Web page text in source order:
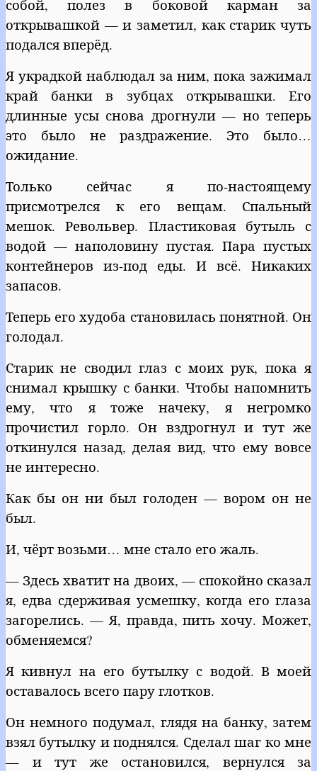
собой, полез в боковой карман за
открывашкой — и заметил, как старик чуть
подался вперёд.
Я украдкой наблюдал за ним, пока зажимал
край банки в зубцах открывашки. Его
длинные усы снова дрогнули — но теперь
это было не раздражение. Это было…
ожидание.
Только сейчас я по-настоящему
присмотрелся к его вещам. Спальный
мешок. Револьвер. Пластиковая бутыль с
водой — наполовину пустая. Пара пустых
контейнеров из-под еды. И всё. Никаких
запасов.
Теперь его худоба становилась понятной. Он
голодал.
Старик не сводил глаз с моих рук, пока я
снимал крышку с банки. Чтобы напомнить
ему, что я тоже начеку, я негромко
прочистил горло. Он вздрогнул и тут же
откинулся назад, делая вид, что ему вовсе
не интересно.
Как бы он ни был голоден — вором он не
был.
И, чёрт возьми… мне стало его жаль.
— Здесь хватит на двоих, — спокойно сказал
я, едва сдерживая усмешку, когда его глаза
загорелись. — Я, правда, пить хочу. Может,
обменяемся?
Я кивнул на его бутылку с водой. В моей
оставалось всего пару глотков.
Он немного подумал, глядя на банку, затем
взял бутылку и поднялся. Сделал шаг ко мне
— и тут же остановился, вернулся за